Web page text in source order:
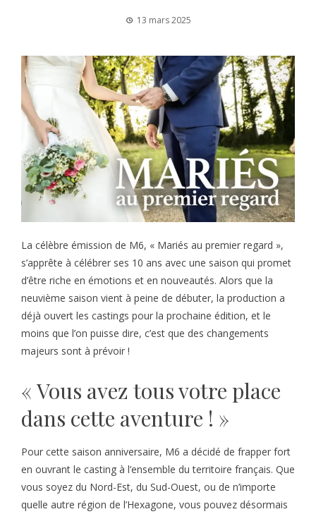
13 mars 2025
La célèbre émission de M6, « Mariés au premier regard »,
s’apprête à célébrer ses 10 ans avec une saison qui promet
d’être riche en émotions et en nouveautés. Alors que la
neuvième saison vient à peine de débuter, la production a
déjà ouvert les castings pour la prochaine édition, et le
moins que l’on puisse dire, c’est que des changements
majeurs sont à prévoir !
« Vous avez tous votre place
dans cette aventure ! »
Pour cette saison anniversaire, M6 a décidé de frapper fort
en ouvrant le casting à l’ensemble du territoire français. Que
vous soyez du Nord-Est, du Sud-Ouest, ou de n’importe
quelle autre région de l’Hexagone, vous pouvez désormais